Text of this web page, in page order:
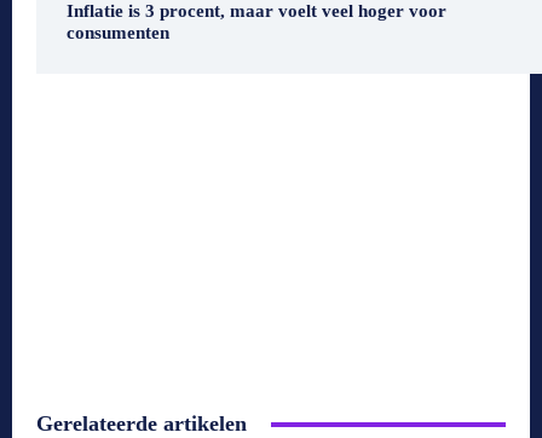
Inflatie is 3 procent, maar voelt veel hoger voor
consumenten
Gerelateerde artikelen